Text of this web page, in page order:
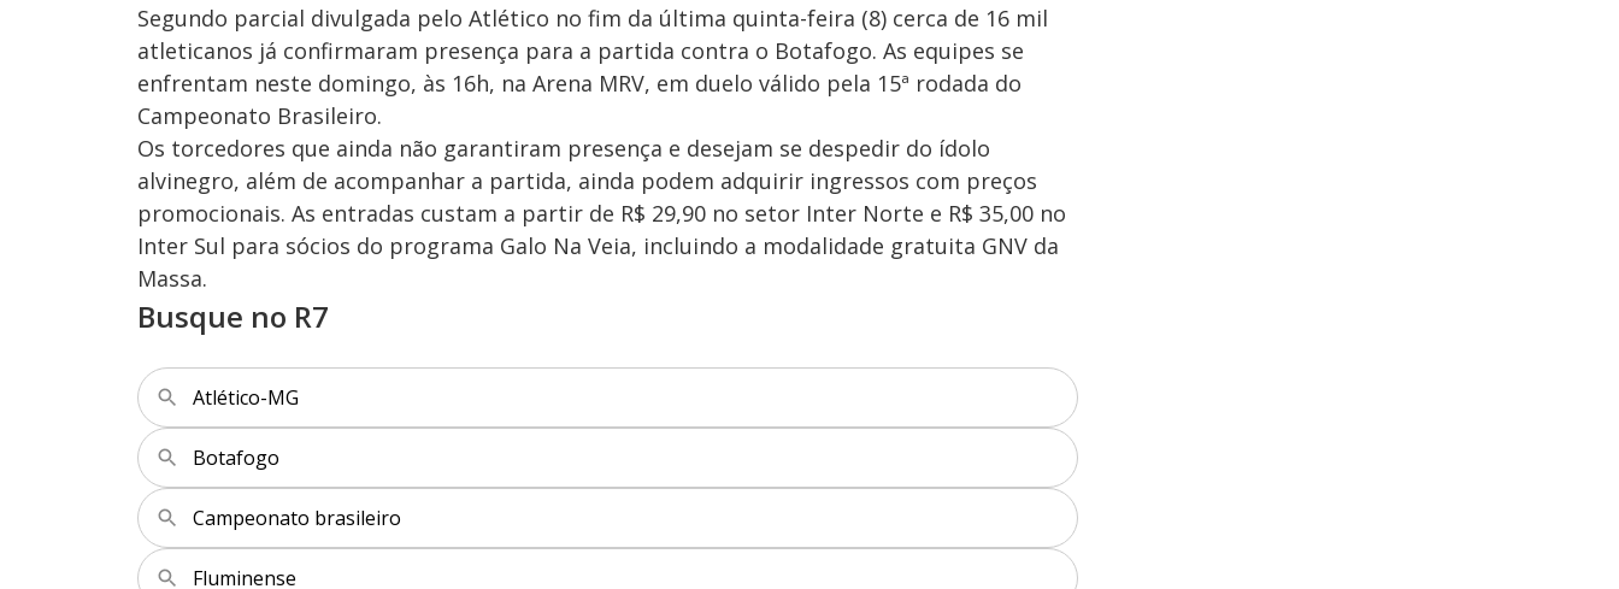
Segundo parcial divulgada pelo Atlético no fim da última quinta-feira (8) cerca de 16 mil
atleticanos já confirmaram presença para a partida contra o Botafogo. As equipes se
enfrentam neste domingo, às 16h, na Arena MRV, em duelo válido pela 15ª rodada do
Campeonato Brasileiro.
Os torcedores que ainda não garantiram presença e desejam se despedir do ídolo
alvinegro, além de acompanhar a partida, ainda podem adquirir ingressos com preços
promocionais. As entradas custam a partir de R$ 29,90 no setor Inter Norte e R$ 35,00 no
Inter Sul para sócios do programa Galo Na Veia, incluindo a modalidade gratuita GNV da
Massa.
Busque no R7
Atlético-MG
Botafogo
Campeonato brasileiro
Fluminense